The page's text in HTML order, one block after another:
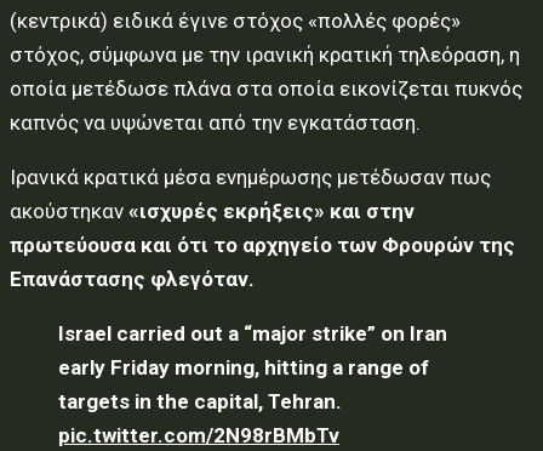
(κεντρικά) ειδικά έγινε στόχος «πολλές φορές»
στόχος, σύμφωνα με την ιρανική κρατική τηλεόραση, η
οποία μετέδωσε πλάνα στα οποία εικονίζεται πυκνός
καπνός να υψώνεται από την εγκατάσταση.
Ιρανικά κρατικά μέσα ενημέρωσης μετέδωσαν πως
ακούστηκαν «ισχυρές εκρήξεις» και στην
πρωτεύουσα και ότι το αρχηγείο των Φρουρών της
Επανάστασης φλεγόταν.
Israel carried out a “major strike” on Iran
early Friday morning, hitting a range of
targets in the capital, Tehran.
pic.twitter.com/2N98rBMbTv